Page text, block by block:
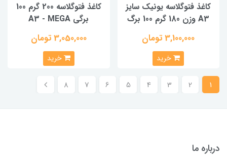
کاغذ فتوگلاسه یونیک سایز
A3 وزن 180 گرم 100 برگ
3,100,000 تومان
خرید
کاغذ فتوگلاسه 200 گرم 100
برگی A3 - MEGA
3,050,000 تومان
خرید
1
2
3
4
5
6
7
8
درباره ما